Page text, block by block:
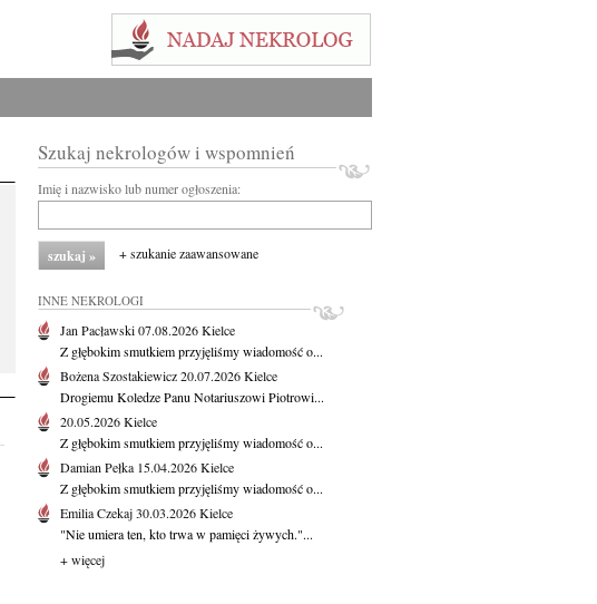
Szukaj nekrologów i wspomnień
Imię i nazwisko lub numer ogłoszenia:
+ szukanie zaawansowane
INNE NEKROLOGI
Jan Pacławski07.08.2026Kielce
Z głębokim smutkiem przyjęliśmy wiadomość o...
Bożena Szostakiewicz20.07.2026Kielce
Drogiemu Koledze Panu Notariuszowi Piotrowi...
20.05.2026Kielce
Z głębokim smutkiem przyjęliśmy wiadomość o...
Damian Pełka 15.04.2026Kielce
Z głębokim smutkiem przyjęliśmy wiadomość o...
Emilia Czekaj30.03.2026Kielce
"Nie umiera ten, kto trwa w pamięci żywych."...
+ więcej